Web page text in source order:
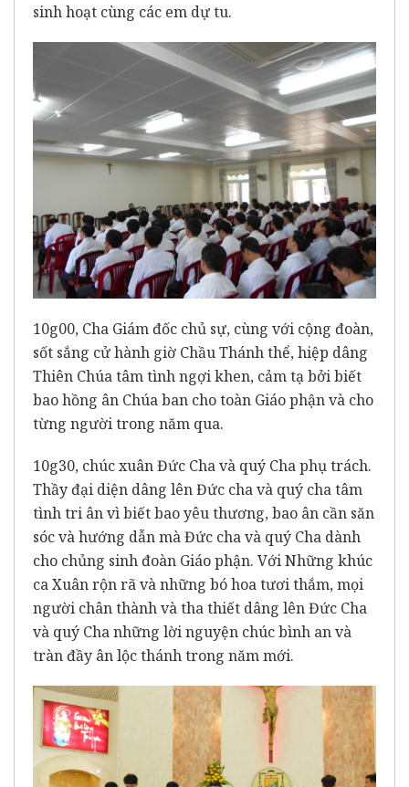
sinh hoạt cùng các em dự tu.
10g00, Cha Giám đốc chủ sự, cùng với cộng đoàn,
sốt sắng cử hành giờ Chầu Thánh thể, hiệp dâng
Thiên Chúa tâm tình ngợi khen, cảm tạ bởi biết
bao hồng ân Chúa ban cho toàn Giáo phận và cho
từng người trong năm qua.
10g30, chúc xuân Đức Cha và quý Cha phụ trách.
Thầy đại diện dâng lên Đức cha và quý cha tâm
tình tri ân vì biết bao yêu thương, bao ân cần săn
sóc và hướng dẫn mà Đức cha và quý Cha dành
cho chủng sinh đoàn Giáo phận. Với Những khúc
ca Xuân rộn rã và những bó hoa tươi thắm, mọi
người chân thành và tha thiết dâng lên Đức Cha
và quý Cha những lời nguyện chúc bình an và
tràn đầy ân lộc thánh trong năm mới.